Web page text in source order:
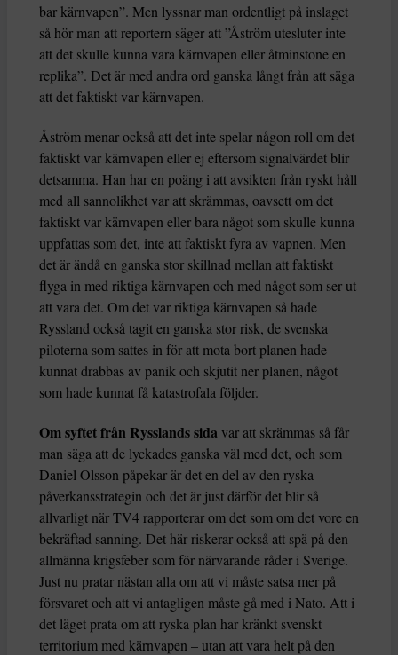
bar kärnvapen”. Men lyssnar man ordentligt på inslaget
så hör man att reportern säger att ”Åström utesluter inte
att det skulle kunna vara kärnvapen eller åtminstone en
replika”. Det är med andra ord ganska långt från att säga
att det faktiskt var kärnvapen.
Åström menar också att det inte spelar någon roll om det
faktiskt var kärnvapen eller ej eftersom signalvärdet blir
detsamma. Han har en poäng i att avsikten från ryskt håll
med all sannolikhet var att skrämmas, oavsett om det
faktiskt var kärnvapen eller bara något som skulle kunna
uppfattas som det, inte att faktiskt fyra av vapnen. Men
det är ändå en ganska stor skillnad mellan att faktiskt
flyga in med riktiga kärnvapen och med något som ser ut
att vara det. Om det var riktiga kärnvapen så hade
Ryssland också tagit en ganska stor risk, de svenska
piloterna som sattes in för att mota bort planen hade
kunnat drabbas av panik och skjutit ner planen, något
som hade kunnat få katastrofala följder.
Om syftet från Rysslands sida var att skrämmas så får
man säga att de lyckades ganska väl med det, och som
Daniel Olsson påpekar är det en del av den ryska
påverkansstrategin och det är just därför det blir så
allvarligt när TV4 rapporterar om det som om det vore en
bekräftad sanning. Det här riskerar också att spä på den
allmänna krigsfeber som för närvarande råder i Sverige.
Just nu pratar nästan alla om att vi måste satsa mer på
försvaret och att vi antagligen måste gå med i Nato. Att i
det läget prata om att ryska plan har kränkt svenskt
territorium med kärnvapen – utan att vara helt på den